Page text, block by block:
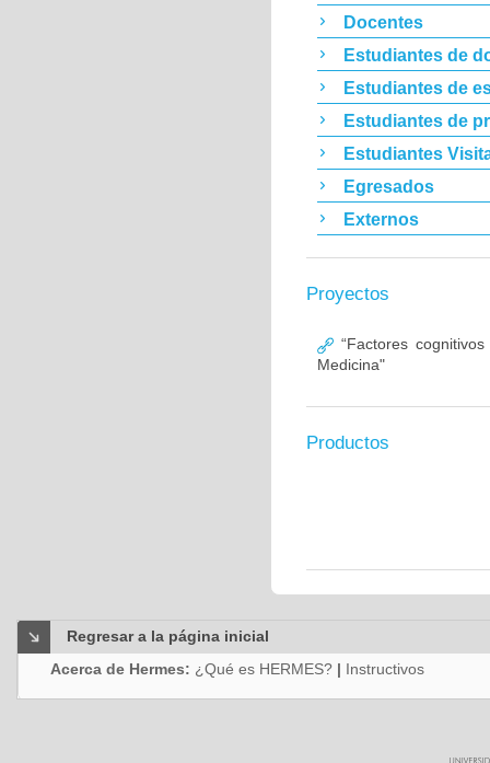
Docentes
Estudiantes de
Estudiantes de
Estudiantes de
Estudiantes
Egresados
Externos
Proyectos
“Factores
Medicina"
Productos
Regresar a la página inicial
Acerca de Hermes: ¿Qué es HERMES? | Instructivos